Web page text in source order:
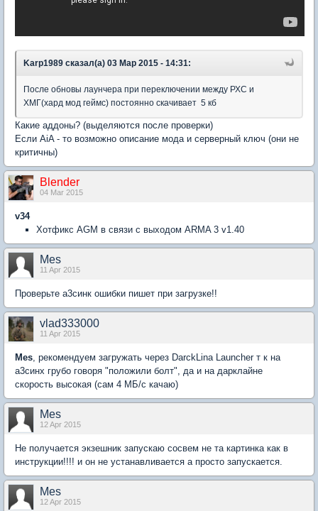
Karp1989 сказал(а) 03 Мар 2015 - 14:31:
После обновы лаунчера при переключении между РХС и
ХМГ(хард мод геймс) постоянно скачивает 5 кб
Какие аддоны? (выделяются после проверки)
Если AiA - то возможно описание мода и серверный ключ (они не
критичны)
Blender
04 Mar 2015
v34
Хотфикс AGM в связи с выходом ARMA 3 v1.40
Mes
11 Apr 2015
Проверьте а3синк ошибки пишет при загрузке!!
vlad333000
11 Apr 2015
Mes , рекомендуем загружать через DarckLina Launcher т к на
а3синх грубо говоря "положили болт", да и на дарклайне
скорость высокая (сам 4 МБ/с качаю)
Mes
12 Apr 2015
Не получается экзешник запускаю сосвем не та картинка как в
инструкции!!!! и он не устанавливается а просто запускается.
Mes
12 Apr 2015